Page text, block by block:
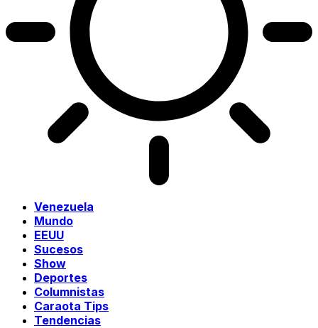
Venezuela
Mundo
EEUU
Sucesos
Show
Deportes
Columnistas
Caraota Tips
Tendencias